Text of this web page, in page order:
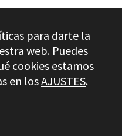
LEGAL
USO DE COOKIES
para darte la
web. Puedes
cookies estamos
en losAJUSTES.